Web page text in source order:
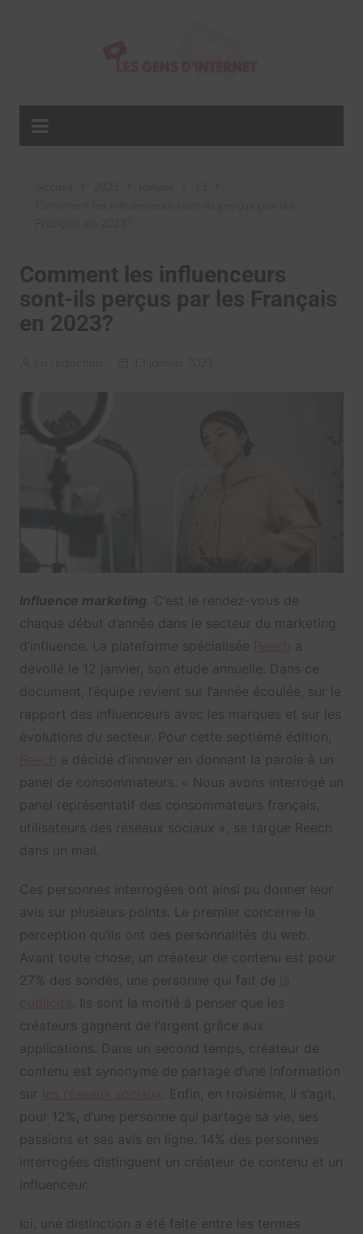
Comment les influenceurs
sont-ils perçus par les Français
en 2023?
Influence marketing . C’est le rendez-vous de
chaque début d’année dans le secteur du marketing
d’influence. La plateforme spécialisée
a
dévoilé le 12 janvier, son étude annuelle. Dans ce
document, l’équipe revient sur l’année écoulée, sur le
rapport des influenceurs avec les marques et sur les
évolutions du secteur. Pour cette septième édition,
a décidé d’innover en donnant la parole à un
panel de consommateurs. « Nous avons interrogé un
panel représentatif des consommateurs français,
utilisateurs des réseaux sociaux », se targue Reech
dans un mail.
Ces personnes interrogées ont ainsi pu donner leur
avis sur plusieurs points. Le premier concerne la
perception qu’ils ont des personnalités du web.
Avant toute chose, un créateur de contenu est pour
27% des sondés, une personne qui fait de
. Ils sont la moitié à penser que les
créateurs gagnent de l’argent grâce aux
applications. Dans un second temps, créateur de
contenu est synonyme de partage d’une information
sur
. Enfin, en troisième, il s’agit,
pour 12%, d’une personne qui partage sa vie, ses
passions et ses avis en ligne. 14% des personnes
interrogées distinguent un créateur de contenu et un
influenceur.
Ici, une distinction a été faite entre les termes